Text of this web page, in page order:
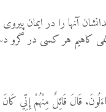
آنها را در ايمان
‏كاهيم هر كسى در گرو
قَالَ قَائِلٌ مِنْهُمْ إِنِّي كَانَ